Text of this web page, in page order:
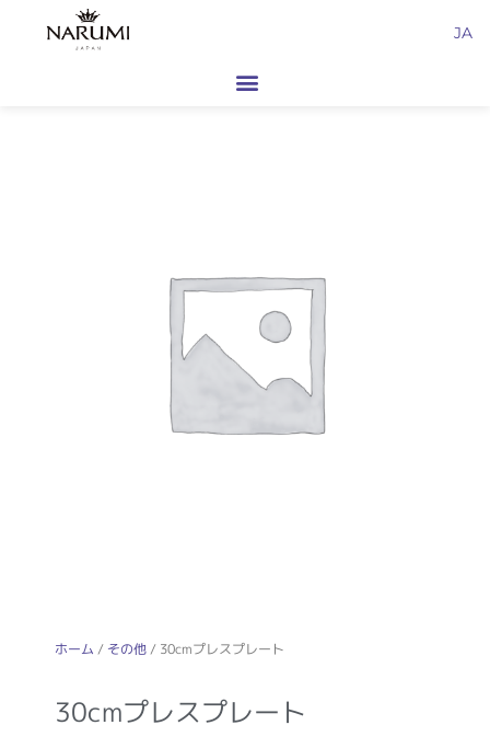
JA
ホーム / その他/ 30cmプレスプレート
30cmプレスプレート